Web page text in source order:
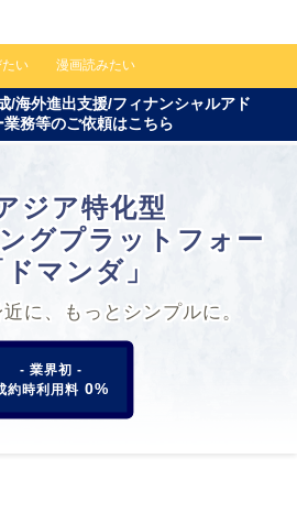
い 漫画読みたい
/海外進出支援/フィナンシャルアド
務等のご依頼はこちら
ジア特化型
グプラットフォー
マンダ」
に、もっとシンプルに。
- 業界初 -
約時利用料 0%